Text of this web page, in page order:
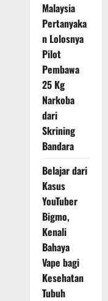
Malaysia
Pertanyaka
n Lolosnya
Pilot
Pembawa
25 Kg
Narkoba
dari
Skrining
Bandara
Belajar dari
Kasus
YouTuber
Bigmo,
Kenali
Bahaya
Vape bagi
Kesehatan
Tubuh